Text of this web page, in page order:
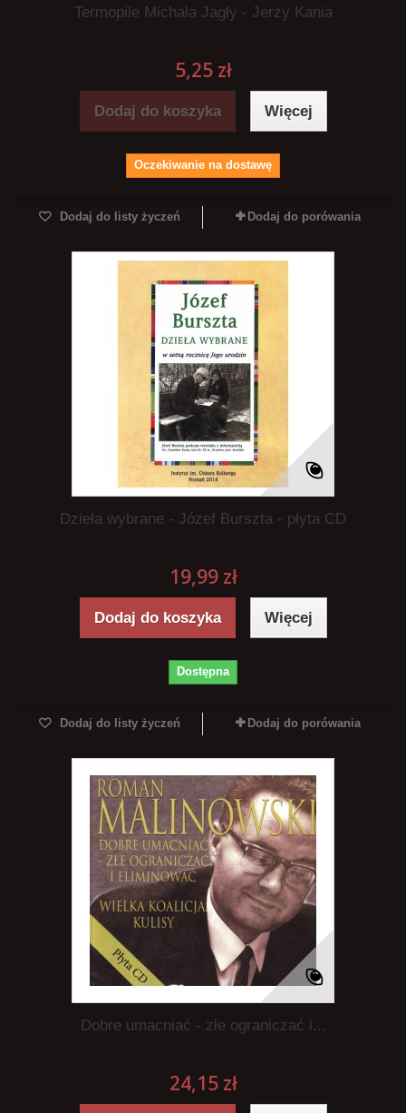
Termopile Michała Jagły - Jerzy Kania
5,25 zł
Dodaj do koszyka Więcej
Oczekiwanie na dostawę
Dodaj do listy życzeń Dodaj do porówania
Dzieła wybrane - Józef Burszta - płyta CD
19,99 zł
Dodaj do koszyka Więcej
Dostępna
Dodaj do listy życzeń Dodaj do porówania
Dobre umacniać - złe ograniczać i...
24,15 zł